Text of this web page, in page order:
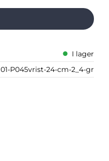
I lager
01-P045vrist-24-cm-2_4-gr